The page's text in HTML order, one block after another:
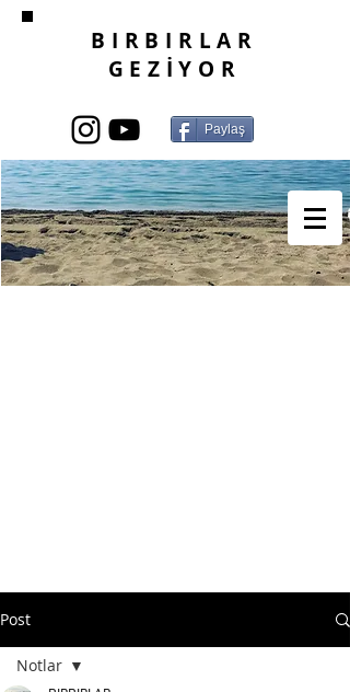
BIRBIRLAR
GEZİYOR
Paylaş
Post
Notlar